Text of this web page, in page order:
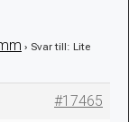
› Svar till: Lite
#17465